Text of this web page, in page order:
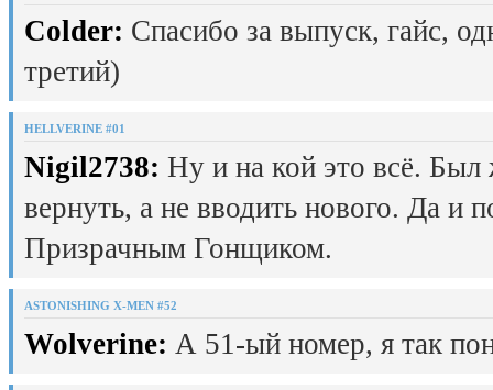
Colder: Спасибо за выпуск, гайс,
третий)
HELLVERINE #01
Nigil2738: Ну и на кой это всё.
вернуть, а не вводить нового. Да и
Призрачным Гонщиком.
ASTONISHING X-MEN #52
Wolverine: А 51-ый номер, я так